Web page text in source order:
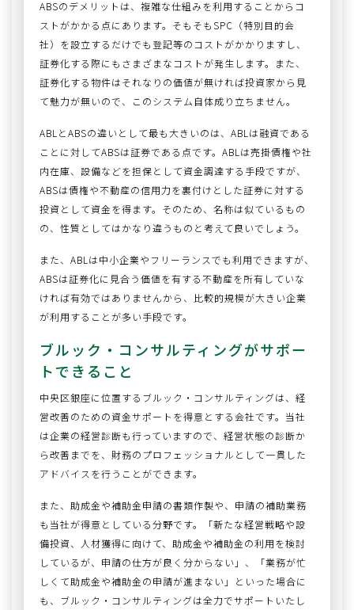
ABSのデメリットは、複雑な仕組みを利用することからコ
ストがかかる点にあります。そもそもSPC（特別目的会
社）を設立するだけでも登記等のコストがかかりますし、
証券化する際にもさまざまなコストが発生します。また、
証券化する物件はそれなりの価値が無ければ投資家から見
て魅力が無いので、このシステム自体成り立ちません。
ABLとABSの違いとして最も大きいのは、ABLは融資である
ことに対してABSは証券である点です。ABLは売掛債権や社
内在庫、設備などを担保として資金調達する手段ですが、
ABSは債権や不動産の信用力を裏付けとした証券に対する
投資として資金を得ます。そのため、名称は似ているもの
の、性質としてはかなり違うものと考えて良いでしょう。
また、ABLは中小企業やフリーランスでも利用できますが、
ABSは証券化に見合う価値を有する不動産を所有していな
ければ有効ではありませんから、比較的規模が大きい企業
が利用することが多い手段です。
ブルック・コンサルティングがサポー
トできること
中央区銀座に位置するブルック・コンサルティングは、経
営改善のための資金サポートを得意とする会社です。当社
は企業の経営診断も行っていますので、経営状態の診断か
ら改善までを、財務のプロフェッショナルとして一貫した
アドバイスを行うことができます。
また、助成金や補助金申請の書類作製や、申請の補助業務
も当社が得意としている分野です。「新たな経営戦略や設
備投資、人材獲得に向けて、助成金や補助金の利用を検討
しているが、申請の仕方が良く分からない」、「業務が忙
しくて助成金や補助金の申請が進まない」といった場合に
も、ブルック・コンサルティングは全力でサポートいたし